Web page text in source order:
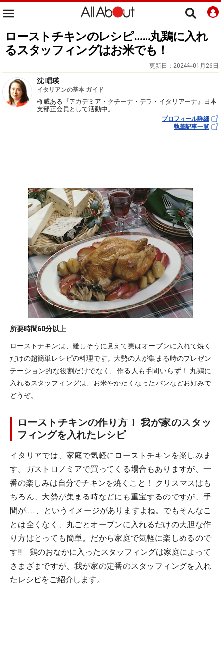
ローストチキンのレシピ……丸鶏に入れ
るスタッフィングはお米でも！
更新日： 2024年01月26日
沈 唱瑛
イタリアンの基本 ガイド
権威ある『アカデミア・クチーナ・デラ・イタリアーナ』日本
支部正会員として活動中。
プロフィール詳細
執筆記事一覧
所要時間60分以上
ローストチキンは、難しそうに見えて実はオーブンに入れて焼く
だけの超簡単レシピの料理です。大勢の人が集まる時のプレゼン
テーション的な役割だけでなく、作る人も手間いらず！ 丸鶏に
入れるスタッフィングは、お米やかたくなったパンなどお好みで
どうぞ。
ローストチキンの作り方！ 我が家のスタッ
フィングを入れたレシピ
イタリアでは、家庭で気軽にローストチキンを楽しみま
す。ガストロノミアで買ってくる場合もありますが、一
番の楽しみは自分でチキンを焼くこと！ クリスマスはも
ちろん、大勢が集まる時などにも重宝するのですが、手
間が……、というイメージがありますよね。でもそんなこ
とは全くなく、丸ごとオーブンに入れるだけの大胆な作
り方はとっても簡単。だから家庭で気軽に楽しめるので
す!! 鶏のおなかに入ったスタッフィングは家庭によって
さまざまですが、我が家の定番のスタッフィングを入れ
たレシピをご紹介します。